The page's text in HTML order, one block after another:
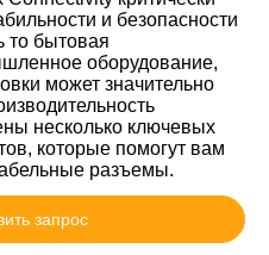
и безопасности
то бытовая
оборудование,
может значительно
несколько ключевых
которые помогут вам
разъемы.
запрос